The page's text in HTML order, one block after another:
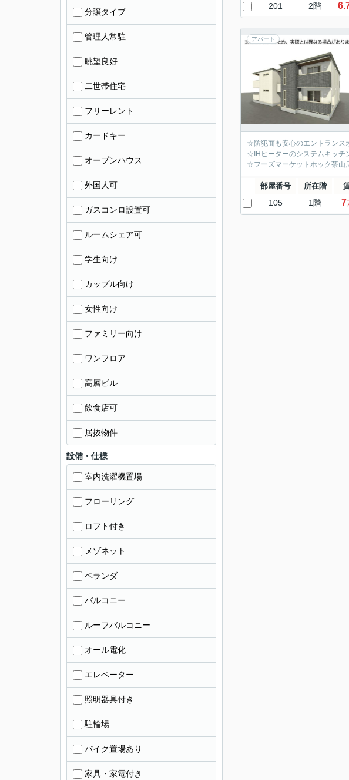
201 2階
アパート
☆防犯面も安心のエントランス
☆IHヒーターのシステムキッ
☆フーズマーケットホック茶山
部屋番号 所在階
105 1階 7
分譲タイプ
管理人常駐
眺望良好
二世帯住宅
フリーレント
カードキー
オープンハウス
外国人可
ガスコンロ設置可
ルームシェア可
学生向け
カップル向け
女性向け
ファミリー向け
ワンフロア
高層ビル
飲食店可
居抜物件
設備・仕様
室内洗濯機置場
フローリング
ロフト付き
メゾネット
ベランダ
バルコニー
ルーフバルコニー
オール電化
エレベーター
照明器具付き
駐輪場
バイク置場あり
家具・家電付き